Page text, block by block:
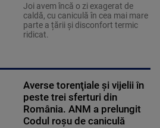
Joi avem încă o zi exagerat de
caldă, cu caniculă în cea mai mare
parte a țării și disconfort termic
ridicat.
Averse torenţiale şi vijelii în
peste trei sferturi din
România. ANM a prelungit
Codul roșu de caniculă